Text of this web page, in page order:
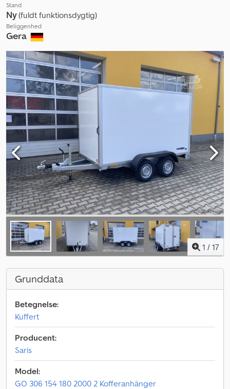
Stand
Ny(fuldt funktionsdygtig)
Beliggenhed
Gera
1 / 17
Grunddata
Betegnelse:
Kuffert
Producent:
Saris
Model:
GO 306 154 180 2000 2 Kofferanhänger